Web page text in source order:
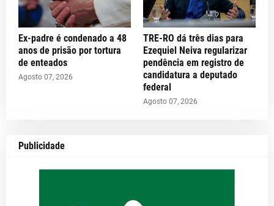
Ex-padre é condenado a 48
anos de prisão por tortura
de enteados
Agosto 07, 2026
TRE-RO dá três dias para
Ezequiel Neiva regularizar
pendência em registro de
candidatura a deputado
federal
Agosto 07, 2026
Publicidade